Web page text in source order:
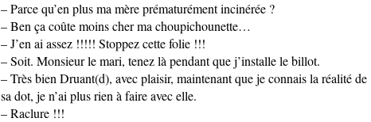
– Parce qu’en plus ma mère prématurément incinérée ?
– Ben ça coûte moins cher ma choupichounette…
– J’en ai assez !!!!! Stoppez cette folie !!!
– Soit. Monsieur le mari, tenez là pendant que j’installe le billot.
– Très bien Druant(d), avec plaisir, maintenant que je connais la réalité de
sa dot, je n’ai plus rien à faire avec elle.
– Raclure !!!